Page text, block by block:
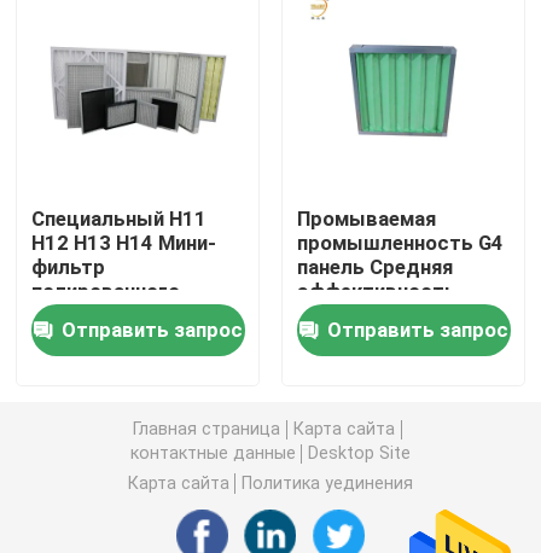
Воздушный фильтр будочки краски
Воздушный фильтр HEPA
Воздушный фильтр HVAC
Высокотемпературный фильтр HEPA
V фильтр банка
Специальный H11
H12 H13 H14 Мини-
фильтр
полированного
активированного
углерода для
фильтрующей печи
Отправить запрос
Промываемая
промышленность G4
панель Средняя
эффективность
предвоздушный
фильтр для HVAC
пылесоса
Отправить запрос
Главная страница
Карта сайта
контактные данные
Desktop Site
Карта сайта
Политика уединения